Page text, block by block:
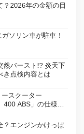
？2026年の金額の目
ソリン車が駐車！
然バースト!? 炎天下
き点検内容とは
スクーター
400 ABS」の仕様を
？エンジンかけっぱ